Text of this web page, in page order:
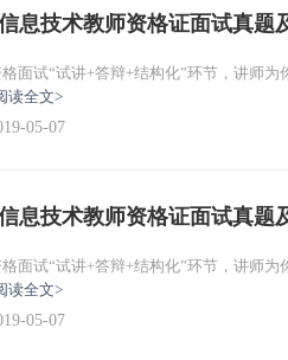
息技术教师资格证面试真题
面试“试讲+答辩+结构化”环节，讲师
读全文>
05-07
息技术教师资格证面试真题
面试“试讲+答辩+结构化”环节，讲师
读全文>
05-07